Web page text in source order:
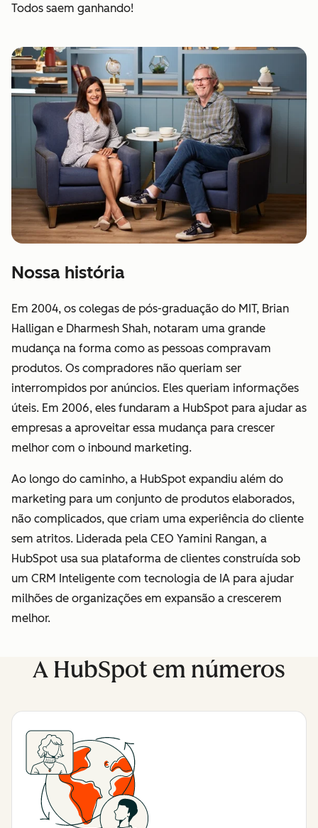
Todos saem ganhando!
Nossa história
Em 2004, os colegas de pós-graduação do MIT, Brian
Halligan e Dharmesh Shah, notaram uma grande
mudança na forma como as pessoas compravam
produtos. Os compradores não queriam ser
interrompidos por anúncios. Eles queriam informações
úteis. Em 2006, eles fundaram a HubSpot para ajudar as
empresas a aproveitar essa mudança para crescer
melhor com o inbound marketing.
Ao longo do caminho, a HubSpot expandiu além do
marketing para um conjunto de produtos elaborados,
não complicados, que criam uma experiência do cliente
sem atritos. Liderada pela CEO Yamini Rangan, a
HubSpot usa sua plataforma de clientes construída sob
um CRM Inteligente com tecnologia de IA para ajudar
milhões de organizações em expansão a crescerem
melhor.
A HubSpot em números